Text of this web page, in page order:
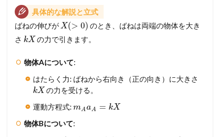
具体的な解説と立式
ばねの伸びがX(> 0) のとき、ばねは両端の物体を大き
さ kXの力で引きます。
物体Aについて:
はたらく力: ばねから右向き（正の向き）に大きさ
kXの力を受ける。
運動方程式:mAaA = kX
物体Bについて: